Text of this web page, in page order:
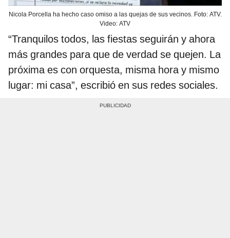
Nicola Porcella ha hecho caso omiso a las quejas de sus vecinos. Foto: ATV.
Video: ATV
“Tranquilos todos, las fiestas seguirán y ahora
más grandes para que de verdad se quejen. La
próxima es con orquesta, misma hora y mismo
lugar: mi casa”, escribió en sus redes sociales.